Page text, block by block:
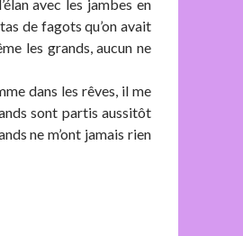
avec les jambes en
de fagots qu’on avait
les grands, aucun ne
dans les rêves, il me
sont partis aussitôt
ne m’ont jamais rien